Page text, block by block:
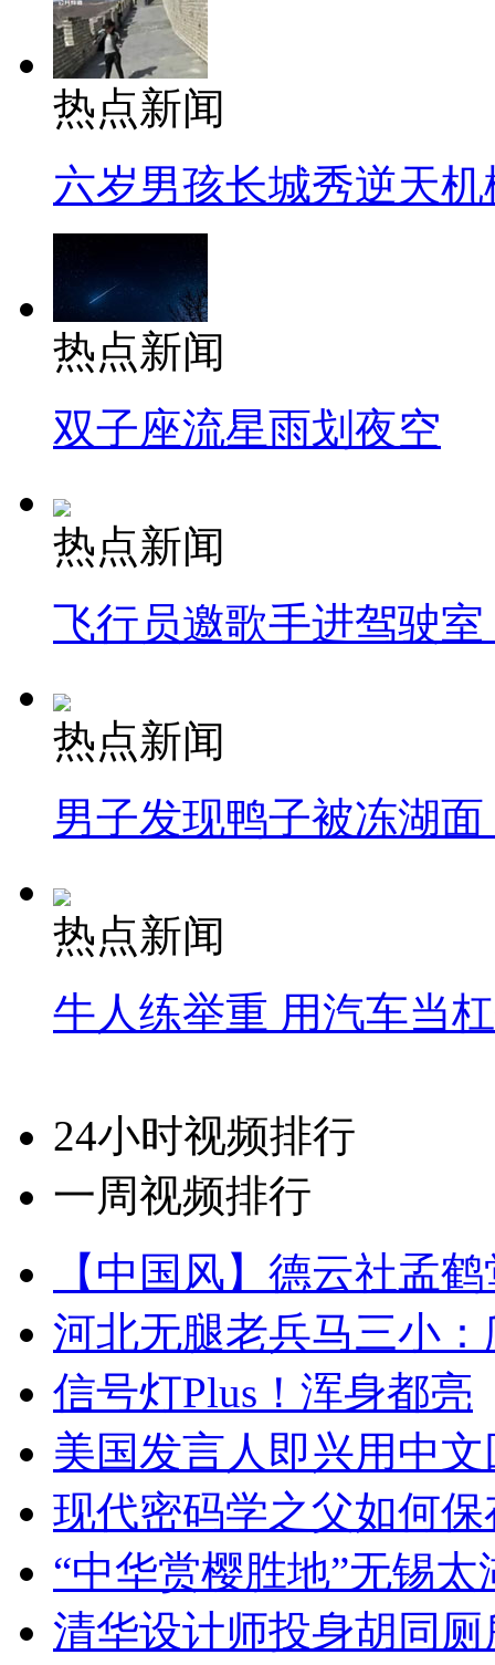
热点新闻
六岁男孩长城秀逆天机
热点新闻
双子座流星雨划夜空
热点新闻
飞行员邀歌手进驾驶
热点新闻
男子发现鸭子被冻湖
热点新闻
牛人练举重 用汽车当
24小时视频排行
一周视频排行
【中国风】德云社孟
河北无腿老兵马三小
信号灯Plus！浑身都亮
美国发言人即兴用中
现代密码学之父如何
“中华赏樱胜地”无锡
清华设计师投身胡同